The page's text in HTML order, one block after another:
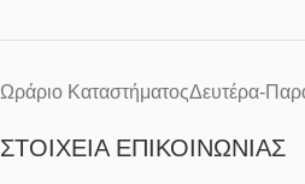
Ωράριο ΚαταστήματοςΔευτέρα-
ΣΤΟΙΧΕΊΑ ΕΠΙΚΟΙΝΩΝΊΑΣ